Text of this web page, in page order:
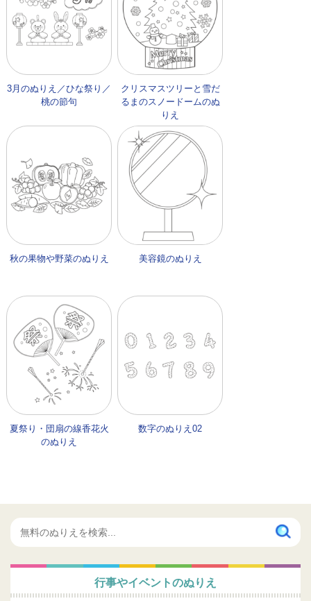
3月のぬりえ／ひな祭り／
桃の節句
クリスマスツリーと雪だ
るまのスノードームのぬ
りえ
秋の果物や野菜のぬりえ 美容鏡のぬりえ
夏祭り・団扇の線香花火
のぬりえ
数字のぬりえ02
行事やイベントのぬりえ